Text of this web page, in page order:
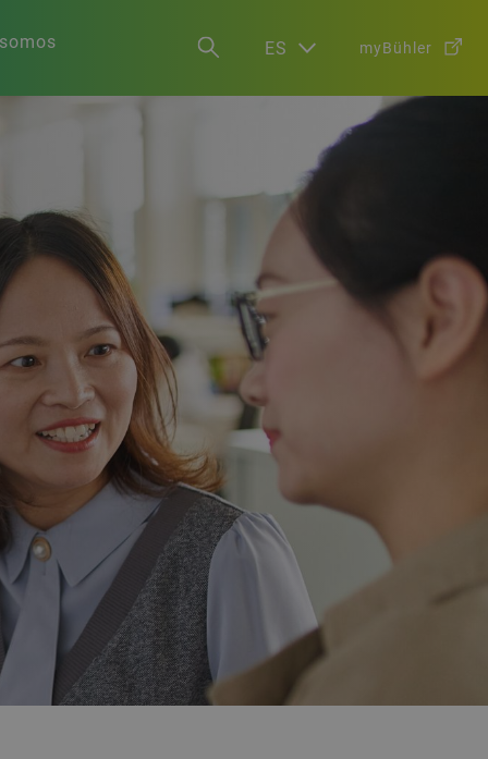
ES myBühler